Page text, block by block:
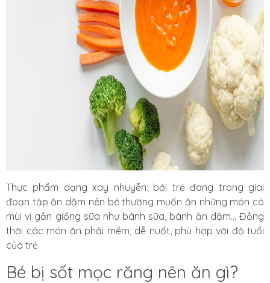
Thực phẩm dạng xay nhuyễn: bởi trẻ đang trong giai
đoạn tập ăn dặm nên bé thường muốn ăn những món có
mùi vị gần giống sữa như bánh sữa, bánh ăn dặm... Đồng
thời các món ăn phải mềm, dễ nuốt, phù hợp với độ tuổi
của trẻ
Bé bị sốt mọc răng nên ăn gì?